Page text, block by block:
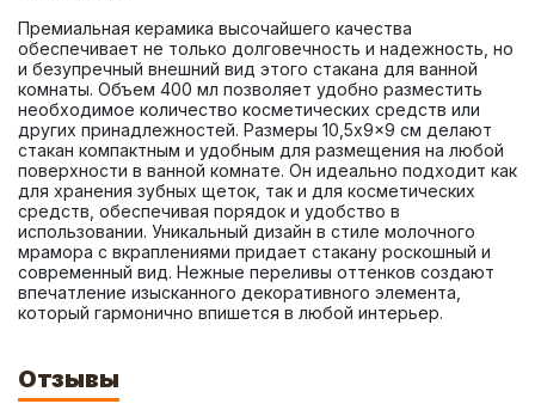
Премиальная керамика высочайшего качества
обеспечивает не только долговечность и надежность, но
и безупречный внешний вид этого стакана для ванной
комнаты. Объем 400 мл позволяет удобно разместить
необходимое количество косметических средств или
других принадлежностей. Размеры 10,5x9x9 см делают
стакан компактным и удобным для размещения на любой
поверхности в ванной комнате. Он идеально подходит как
для хранения зубных щеток, так и для косметических
средств, обеспечивая порядок и удобство в
использовании. Уникальный дизайн в стиле молочного
мрамора с вкраплениями придает стакану роскошный и
современный вид. Нежные переливы оттенков создают
впечатление изысканного декоративного элемента,
который гармонично впишется в любой интерьер.
Отзывы